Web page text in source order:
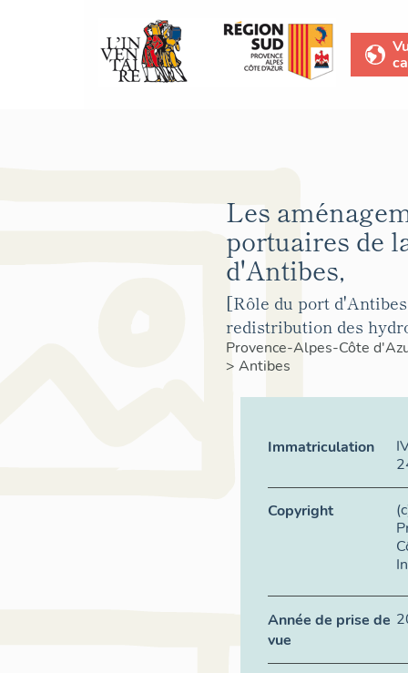
Les
portuaires de
d'Antibes,
[Rôle du port
redistribution des
Provence-Alpes-Côte
> Antibes
Immatriculation
Copyright
Année de prise de
vue